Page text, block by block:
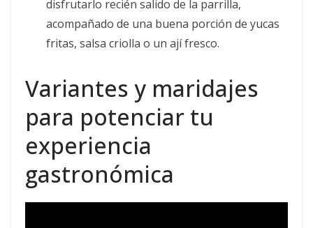
disfrutarlo recién salido de la parrilla,
acompañado de una buena porción de yucas
fritas, salsa criolla o un ají fresco.
Variantes y maridajes
para potenciar tu
experiencia
gastronómica